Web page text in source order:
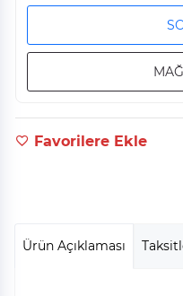
Favorilere Ekle
Ürün Açıklaması